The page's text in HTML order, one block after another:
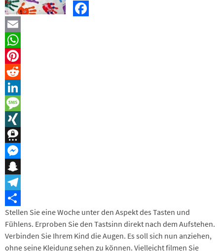
Facebook
Email
WhatsApp
Pinterest
Reddit
LinkedIn
Message
XING
Threema
Messenger
Snapchat
Telegram
Teilen
Stellen Sie eine Woche unter den Aspekt des Tasten und
Fühlens. Erproben Sie den Tastsinn direkt nach dem Aufstehen.
Verbinden Sie Ihrem Kind die Augen. Es soll sich nun anziehen,
ohne seine Kleidung sehen zu können. Vielleicht filmen Sie